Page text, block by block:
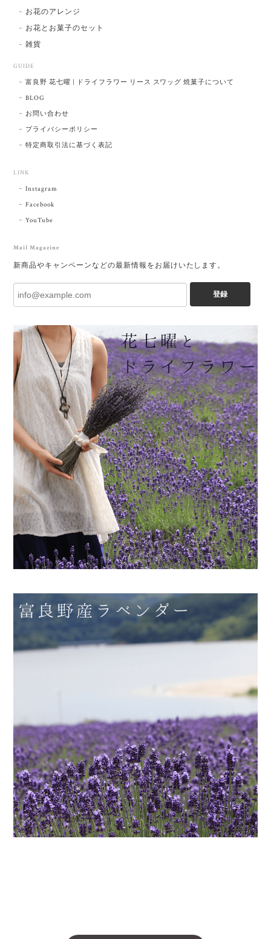
お花のアレンジ
お花とお菓子のセット
雑貨
GUIDE
富良野 花七曜 | ドライフラワー リース スワッグ 焼菓子について
BLOG
お問い合わせ
プライバシーポリシー
特定商取引法に基づく表記
LINK
Instagram
Facebook
YouTube
Mail Magazine
新商品やキャンペーンなどの最新情報をお届けいたします。
登録